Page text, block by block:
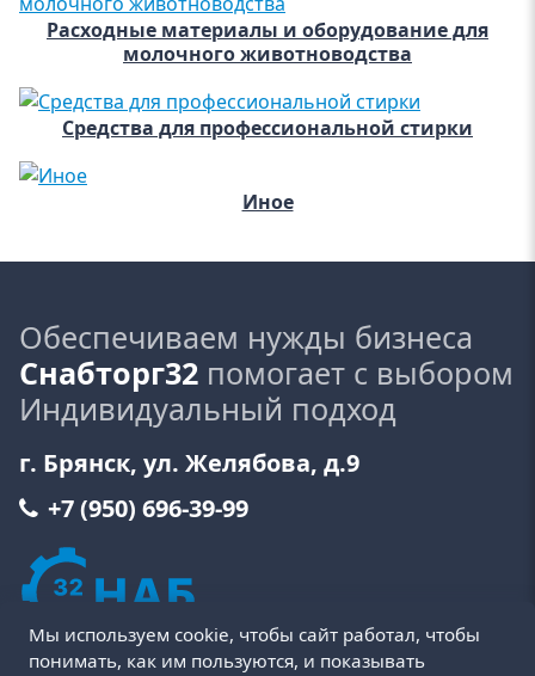
Расходные материалы и оборудование для
молочного животноводства
Средства для профессиональной стирки
Иное
Обеспечиваем нужды бизнеса
Снабторг32 помогает с выбором
Индивидуальный подход
г. Брянск, ул. Желябова, д.9
+7 (950) 696-39-99
Мы используем cookie, чтобы сайт работал, чтобы
понимать, как им пользуются, и показывать